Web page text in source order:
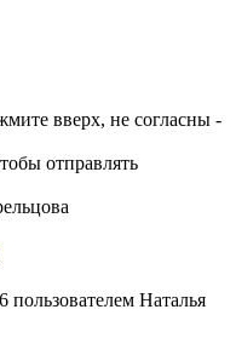
вверх, не согласны -
отправлять
пользователем Наталья